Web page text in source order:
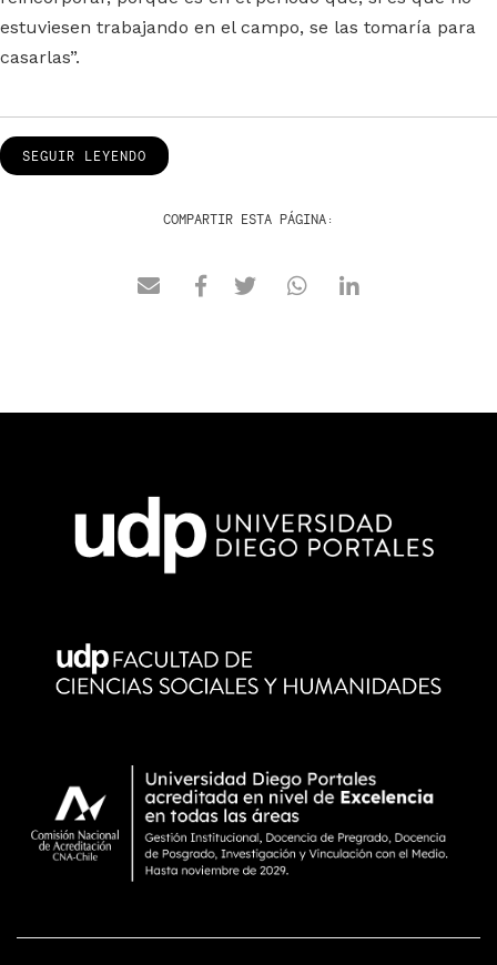
estuviesen trabajando en el campo, se las tomaría para
casarlas”.
SEGUIR LEYENDO
COMPARTIR ESTA PÁGINA: